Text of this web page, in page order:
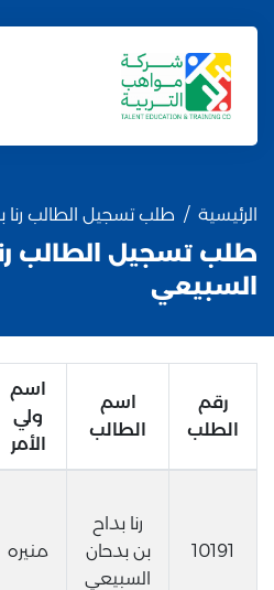
الرئيسية طلب تسجيل الطالب رنا
طلب تسجيل الطالب
السبيعي
رقم
الطلب
اسم
الطالب
اسم
ولي
الأمر
10191
رنا بداح
بن بدحان
السبيعي
منيره